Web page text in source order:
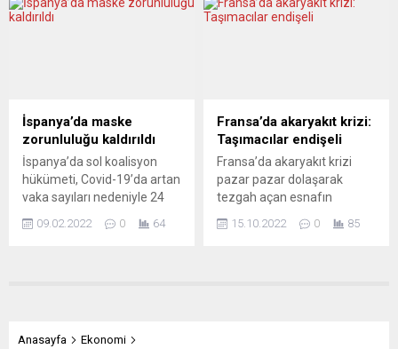
konserlerini haberleştirmek
ayrılıktan sonra “İbrahim
Tatlıses konserlerine”
yapılan haber takibi
başvurularının görmezden
gelinmesinden çok rahatsız
oldu. Gazeteciler
“İmparator’a, basın
hakaret ve tehditlere
uğrayan N. B. için şunları
Viyana’de 23 yıldır
yayımlanan Yeni Vatan
gazetesinin internet
sayfasında CHP’nin
Viyana’daki girişimleri...
İspanya’da maske
zorunluluğu kaldırıldı
İspanya’da sol koalisyon
hükümeti, Covid-19’da artan
vaka sayıları nedeniyle 24
Aralık 2021’den bu yana
uygulanan açık alanda
Sözcüsü İsabel Rodriguez,
09.02.2022 0 64
Fransa’da akaryakıt krizi:
Taşımacılar endişeli
Fransa’da akaryakıt krizi
pazar pazar dolaşarak
tezgah açan esnafın
kazancını azalttı. Fransız
kanalı BFMTV’nin haberine
15.10.2022 0 85
Anasayfa
Ekonomi